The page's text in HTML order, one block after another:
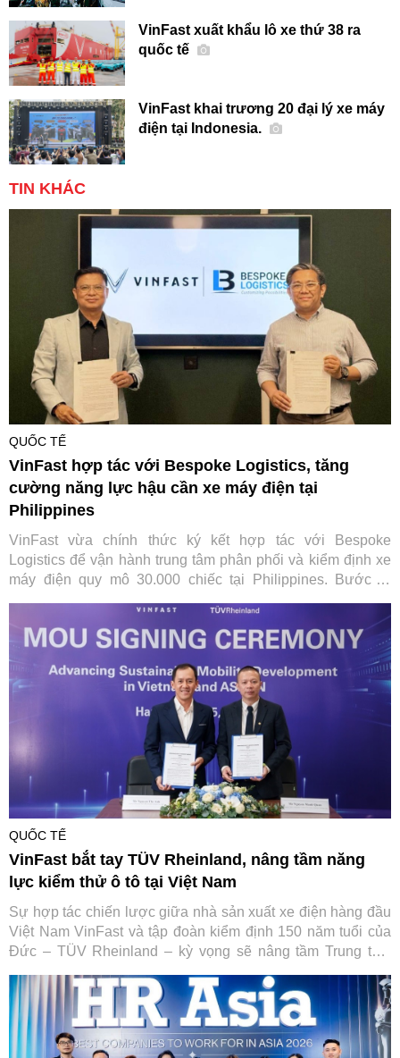
VinFast xuất khẩu lô xe thứ 38 ra
quốc tế
VinFast khai trương 20 đại lý xe máy
điện tại Indonesia.
TIN KHÁC
QUỐC TẾ
VinFast hợp tác với Bespoke Logistics, tăng
cường năng lực hậu cần xe máy điện tại
Philippines
VinFast vừa chính thức ký kết hợp tác với Bespoke
Logistics để vận hành trung tâm phân phối và kiểm định xe
máy điện quy mô 30.000 chiếc tại Philippines. Bước đi
toàn cầu của hãng xe Việt mà còn đặt nền móng vững chắc
cho hệ sinh thái di chuyển xanh toàn diện tại quốc gia vạn
đảo.
QUỐC TẾ
VinFast bắt tay TÜV Rheinland, nâng tầm năng
lực kiểm thử ô tô tại Việt Nam
Sự hợp tác chiến lược giữa nhà sản xuất xe điện hàng đầu
Việt Nam VinFast và tập đoàn kiểm định 150 năm tuổi của
Đức – TÜV Rheinland – kỳ vọng sẽ nâng tầm Trung tâm
Nam trở thành trung tâm dịch vụ kỹ thuật ô tô của toàn khu
vực.